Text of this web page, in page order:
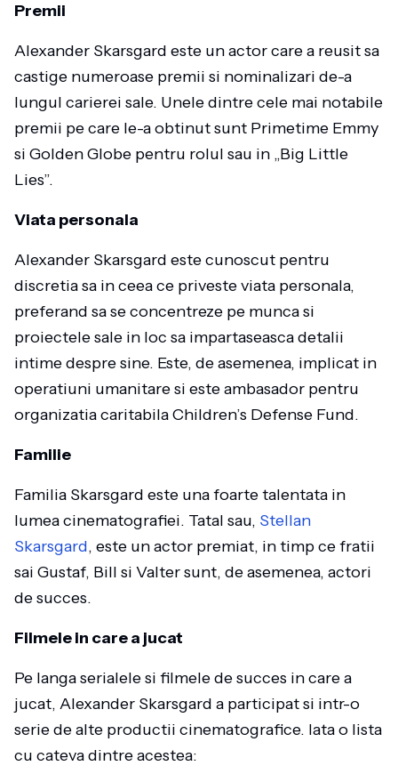
Premii
Alexander Skarsgard este un actor care a reusit sa
castige numeroase premii si nominalizari de-a
lungul carierei sale. Unele dintre cele mai notabile
premii pe care le-a obtinut sunt Primetime Emmy
si Golden Globe pentru rolul sau in „Big Little
Lies”.
Viata personala
Alexander Skarsgard este cunoscut pentru
discretia sa in ceea ce priveste viata personala,
preferand sa se concentreze pe munca si
proiectele sale in loc sa impartaseasca detalii
intime despre sine. Este, de asemenea, implicat in
operatiuni umanitare si este ambasador pentru
organizatia caritabila Children’s Defense Fund.
Familie
Familia Skarsgard este una foarte talentata in
lumea cinematografiei. Tatal sau, Stellan
Skarsgard, este un actor premiat, in timp ce fratii
sai Gustaf, Bill si Valter sunt, de asemenea, actori
de succes.
Filmele in care a jucat
Pe langa serialele si filmele de succes in care a
jucat, Alexander Skarsgard a participat si intr-o
serie de alte productii cinematografice. Iata o lista
cu cateva dintre acestea: